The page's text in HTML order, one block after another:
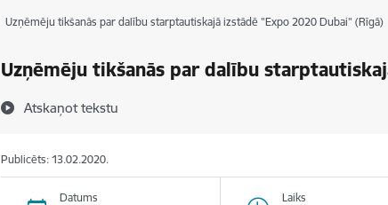
Uzņēmēju tikšanās par dalību starptautiskajā izstādē "Expo 2020 Dubai" (Rīgā)
Uzņēmēju tikšanās par dalību
Atskaņot tekstu
Publicēts: 13.02.2020.
Datums Laiks